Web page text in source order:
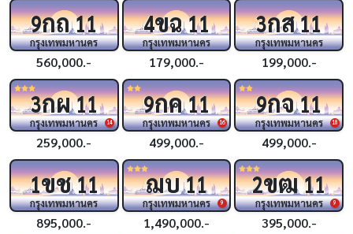
9กถ11
กรุงเทพมหานคร
560,000.-
4ขฉ11
กรุงเทพมหานคร
179,000.-
3กส11
กรุงเทพมหานคร
199,000.-
14
3กผ11
กรุงเทพมหานคร
259,000.-
16
9กค11
กรุงเทพมหานคร
499,000.-
18
9กจ11
กรุงเทพมหานคร
499,000.-
1ขช11
กรุงเทพมหานคร
895,000.-
9
ฌบ11
กรุงเทพมหานคร
1,490,000.-
9
2ขฒ11
กรุงเทพมหานคร
395,000.-